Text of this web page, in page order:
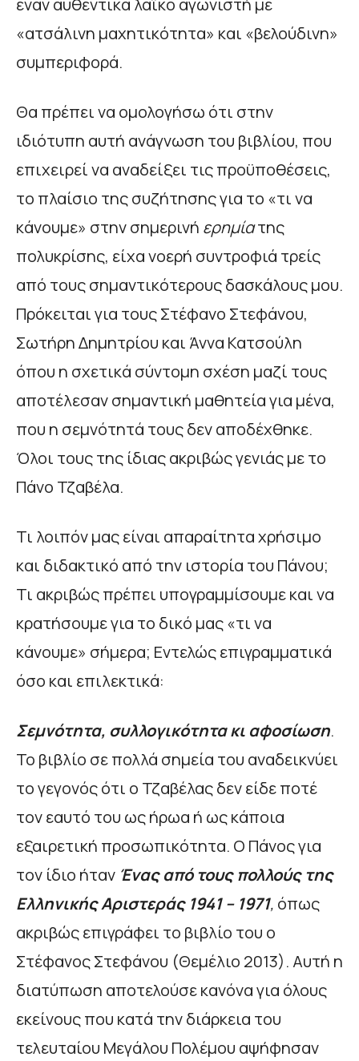
«ατσάλινη μαχητικότητα» και «βελούδινη»
συμπεριφορά.
Θα πρέπει να ομολογήσω ότι στην
ιδιότυπη αυτή ανάγνωση του βιβλίου, που
επιχειρεί να αναδείξει τις προϋποθέσεις,
το πλαίσιο της συζήτησης για το «τι να
κάνουμε» στην σημερινή ερημίατης
πολυκρίσης, είχα νοερή συντροφιά τρείς
από τους σημαντικότερους δασκάλους μου.
Πρόκειται για τους Στέφανο Στεφάνου,
Σωτήρη Δημητρίου και Άννα Κατσούλη
όπου η σχετικά σύντομη σχέση μαζί τους
αποτέλεσαν σημαντική μαθητεία για μένα,
που η σεμνότητά τους δεν αποδέχθηκε.
Όλοι τους της ίδιας ακριβώς γενιάς με το
Πάνο Τζαβέλα.
Τι λοιπόν μας είναι απαραίτητα χρήσιμο
και διδακτικό από την ιστορία του Πάνου;
Τι ακριβώς πρέπει υπογραμμίσουμε και να
κρατήσουμε για το δικό μας «τι να
κάνουμε» σήμερα; Εντελώς επιγραμματικά
όσο και επιλεκτικά:
Σεμνότητα, συλλογικότητα κι αφοσίωση.
Το βιβλίο σε πολλά σημεία του αναδεικνύει
το γεγονός ότι ο Τζαβέλας δεν είδε ποτέ
τον εαυτό του ως ήρωα ή ως κάποια
εξαιρετική προσωπικότητα. Ο Πάνος για
τον ίδιο ήταν Ένας από τους πολλούς της
Ελληνικής Αριστεράς 1941 – 1971, όπως
ακριβώς επιγράφει το βιβλίο του ο
Στέφανος Στεφάνου (Θεμέλιο 2013). Αυτή η
διατύπωση αποτελούσε κανόνα για όλους
εκείνους που κατά την διάρκεια του
τελευταίου Μεγάλου Πολέμου αψήφησαν